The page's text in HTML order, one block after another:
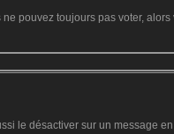
pouvez toujours pas voter,
le désactiver sur un message